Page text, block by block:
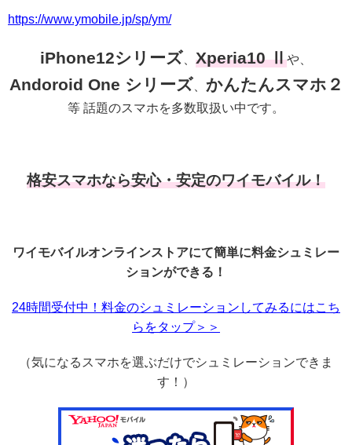
https://www.ymobile.jp/sp/ym/
iPhone12シリーズ、 Xperia10 Ⅱや、
Andoroid One シリーズ、 かんたんスマホ２
等 話題のスマホを多数取扱い中です。
格安スマホなら安心・安定のワイモバイル！
ワイモバイルオンラインストアにて簡単に料金シュミレー
ションができる！
24時間受付中！料金のシュミレーションしてみるにはこち
らをタップ＞＞
（気になるスマホを選ぶだけでシュミレーションできま
す！）